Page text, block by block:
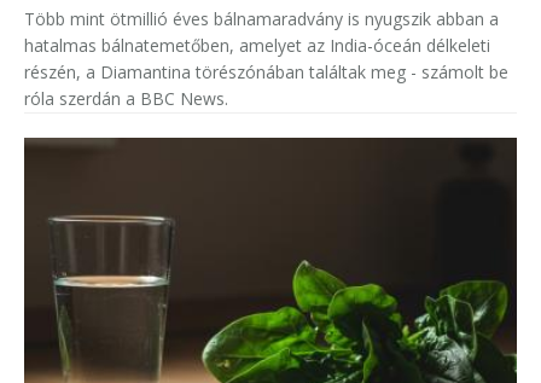
Több mint ötmillió éves bálnamaradvány is nyugszik abban a
hatalmas bálnatemetőben, amelyet az India-óceán délkeleti
részén, a Diamantina törészónában találtak meg - számolt be
róla szerdán a BBC News.